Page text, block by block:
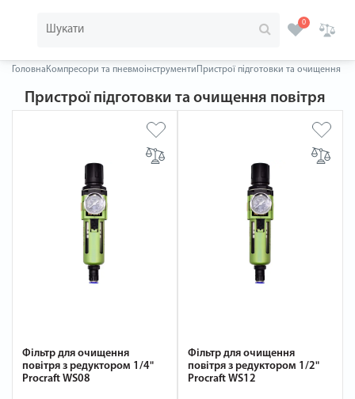
0
Головна Компресори та пневмоінструменти Пристрої підготовки та очищення
Пристрої підготовки та очищення повітря
Фільтр для очищення
повітря з редуктором 1/4"
Procraft WS08
Фільтр для очищення
повітря з редуктором 1/2"
Procraft WS12